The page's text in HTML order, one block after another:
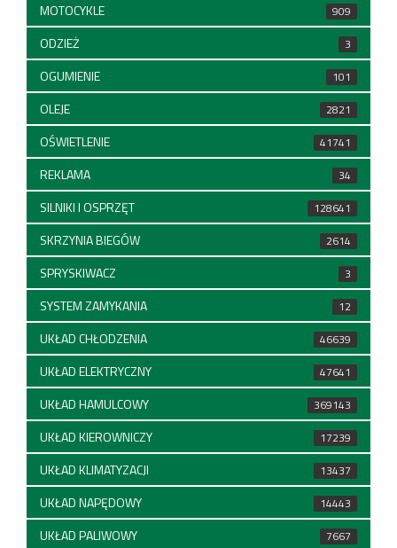
MOTOCYKLE 909
ODZIEŻ 3
OGUMIENIE 101
OLEJE 2821
OŚWIETLENIE 41741
REKLAMA 34
SILNIKI I OSPRZĘT 128641
SKRZYNIA BIEGÓW 2614
SPRYSKIWACZ 3
SYSTEM ZAMYKANIA 12
UKŁAD CHŁODZENIA 46639
UKŁAD ELEKTRYCZNY 47641
UKŁAD HAMULCOWY 369143
UKŁAD KIEROWNICZY 17239
UKŁAD KLIMATYZACJI 13437
UKŁAD NAPĘDOWY 14443
UKŁAD PALIWOWY 7667